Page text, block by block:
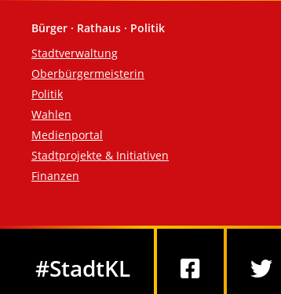
Fußzeile
Bürger · Rathaus · Politik
Stadtverwaltung
Oberbürgermeisterin
Politik
Wahlen
Medienportal
Stadtprojekte & Initiativen
Finanzen
#StadtKL